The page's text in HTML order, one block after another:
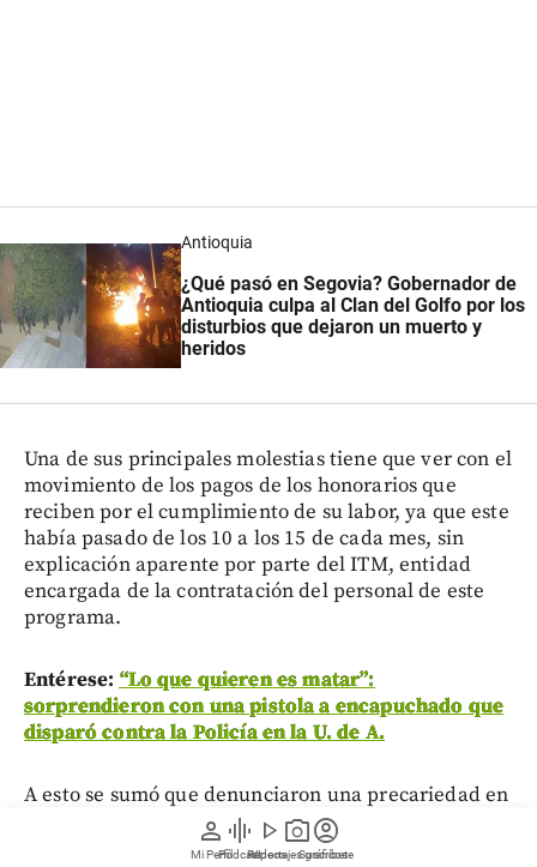
person
Mi Perfil
graphic_eq
Pódcast
play_arrow
Videos
photo_camera
Reportajes gráficos
account_circle
Suscríbete
Antioquia
¿Qué pasó en Segovia? Gobernador de
Antioquia culpa al Clan del Golfo por los
disturbios que dejaron un muerto y
heridos
Una de sus principales molestias tiene que ver con el
movimiento de los pagos de los honorarios que
reciben por el cumplimiento de su labor, ya que este
había pasado de los 10 a los 15 de cada mes, sin
explicación aparente por parte del ITM, entidad
encargada de la contratación del personal de este
programa.
Entérese: “Lo que quieren es matar”:
sorprendieron con una pistola a encapuchado que
disparó contra la Policía en la U. de A.
A esto se sumó que denunciaron una precariedad en
los recursos que tienen para la prestación de su
labor. “Las condiciones laborales de quienes